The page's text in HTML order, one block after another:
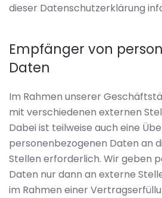
dieser Datenschutzerklärung
Empfänger von
Daten
Im Rahmen unserer
mit verschiedenen externen
Dabei ist teilweise auch eine
personenbezogenen Daten an
Stellen erforderlich. Wir geben
Daten nur dann an externe
im Rahmen einer